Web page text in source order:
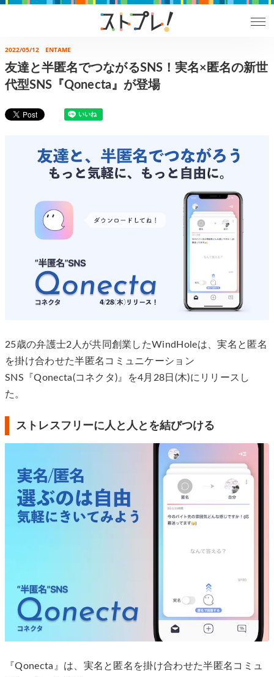
2022/05/12 ENTAME
友達と半匿名でつながるSNS！実名×匿名の新世
代型SNS『Qonecta』が登場
25歳の弁護士2人が共同創業したWindHoleは、実名と匿名
を掛け合わせた半匿名コミュニケーション
SNS『Qonecta(コネクタ)』を4月28日(木)にリリースし
た。
ストレスフリーに人と人とを結びつける
『Qonecta』は、実名と匿名を掛け合わせた半匿名コミュ